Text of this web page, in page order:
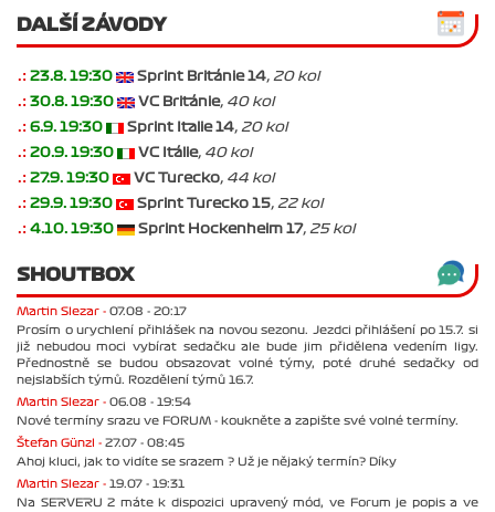
DALŠÍ ZÁVODY
.: 23.8. 19:30 Sprint Británie 14, 20 kol
.: 30.8. 19:30 VC Británie, 40 kol
.: 6.9. 19:30 Sprint Italie 14, 20 kol
.: 20.9. 19:30 VC Itálie, 40 kol
.: 27.9. 19:30 VC Turecko, 44 kol
.: 29.9. 19:30 Sprint Turecko 15, 22 kol
.: 4.10. 19:30 Sprint Hockenheim 17, 25 kol
SHOUTBOX
Martin Slezar - 07.08 - 20:17
Prosím o urychlení přihlášek na novou sezonu. Jezdci přihlášení po 15.7. si
již nebudou moci vybírat sedačku ale bude jim přidělena vedením ligy.
Přednostně se budou obsazovat volné týmy, poté druhé sedačky od
nejslabších týmů. Rozdělení týmů 16.7.
Martin Slezar - 06.08 - 19:54
Nové termíny srazu ve FORUM - koukněte a zapište své volné termíny.
Štefan Günzl - 27.07 - 08:45
Ahoj kluci, jak to vidíte se srazem ? Už je nějaký termín? Díky
Martin Slezar - 19.07 - 19:31
Na SERVERU 2 máte k dispozici upravený mód, ve Forum je popis a ve